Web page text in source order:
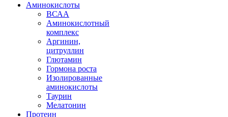
Аминокислоты
ВСАА
Аминокислотный
комплекс
Аргинин,
цитруллин
Глютамин
Гормона роста
Изолированные
аминокислоты
Таурин
Мелатонин
Протеин